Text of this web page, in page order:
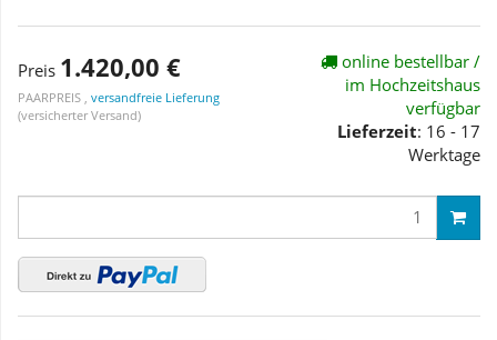
Preis 1.420,00 €
PAARPREIS , versandfreie Lieferung
(versicherter Versand)
online bestellbar /
im Hochzeitshaus
verfügbar
Lieferzeit: 16 - 17
Werktage